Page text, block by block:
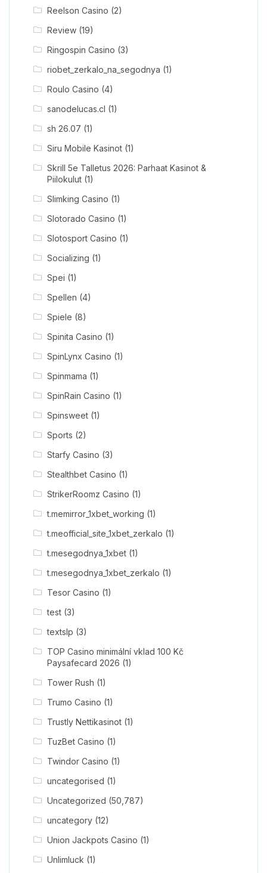
Reelson Casino (2)
Review(19)
Ringospin Casino (3)
riobet_zerkalo_na_segodnya (1)
Roulo Casino (4)
sanodelucas.cl (1)
sh 26.07 (1)
Siru Mobile Kasinot(1)
Skrill 5e Talletus 2026: Parhaat Kasinot &
Piilokulut(1)
Slimking Casino (1)
Slotorado Casino (1)
Slotosport Casino (1)
Socializing (1)
Spei (1)
Spellen (4)
Spiele (8)
Spinita Casino (1)
SpinLynx Casino (1)
Spinmama (1)
SpinRain Casino (1)
Spinsweet(1)
Sports (2)
Starfy Casino (3)
Stealthbet Casino (1)
StrikerRoomz Casino (1)
t.memirror_1xbet_working (1)
t.meofficial_site_1xbet_zerkalo (1)
t.mesegodnya_1xbet(1)
t.mesegodnya_1xbet_zerkalo (1)
Tesor Casino (1)
test(3)
textslp (3)
TOP Casino minimální vklad 100 Kč
Paysafecard 2026 (1)
Tower Rush (1)
Trumo Casino (1)
Trustly Nettikasinot(1)
TuzBet Casino (1)
Twindor Casino (1)
uncategorised (1)
Uncategorized (50,787)
uncategory(12)
Union Jackpots Casino (1)
Unlimluck (1)